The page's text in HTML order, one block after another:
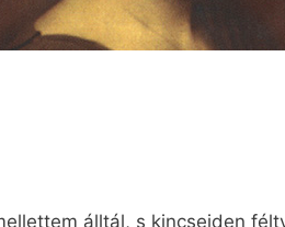
álltál, s kincseiden